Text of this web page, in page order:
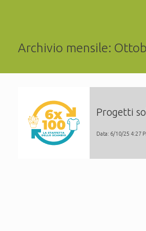
Archivio mensile:
Progetti
Data: 6/10/25 4:27